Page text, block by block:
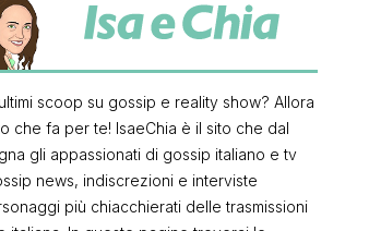
scoop su gossip e reality show? Allora
che fa per te! IsaeChia è il sito che dal
gli appassionati di gossip italiano e tv
news, indiscrezioni e interviste
più chiacchierati delle trasmissioni